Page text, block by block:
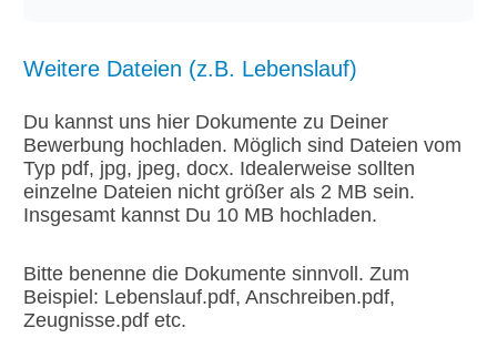
Weitere Dateien (z.B. Lebenslauf)
Du kannst uns hier Dokumente zu Deiner
Bewerbung hochladen. Möglich sind Dateien vom
Typ pdf, jpg, jpeg, docx. Idealerweise sollten
einzelne Dateien nicht größer als 2 MB sein.
Insgesamt kannst Du 10 MB hochladen.
Bitte benenne die Dokumente sinnvoll. Zum
Beispiel: Lebenslauf.pdf, Anschreiben.pdf,
Zeugnisse.pdf etc.